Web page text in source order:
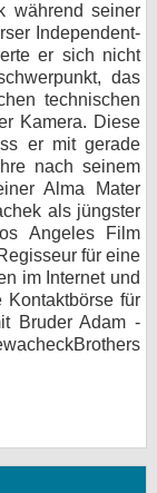
während seiner
Independent-
er sich nicht
das
technischen
Kamera. Diese
er mit gerade
nach seinem
Alma Mater
als jüngster
Angeles Film
für eine
im Internet und
Kontaktbörse für
Bruder Adam -